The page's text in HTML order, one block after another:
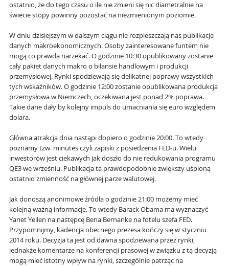
ostatnio, że do tego czasu o ile nie zmieni się nic diametralnie na
świecie stopy powinny pozostać na niezmienionym poziomie.
W dniu dzisiejszym w dalszym ciągu nie rozpieszczają nas publikacje
danych makroekonomicznych. Osoby zainteresowane funtem nie
mogą co prawda narzekać. O godzinie 10:30 opublikowany zostanie
cały pakiet danych makro o bilansie handlowym i produkcji
przemysłowej. Rynki spodziewają się delikatnej poprawy wszystkich
tych wskaźników. O godzinie 12:00 zostanie opublikowana produkcja
przemysłowa w Niemczech, oczekiwana jest ponad 2% poprawa.
Takie dane dały by kolejny impuls do umacniania się euro względem
dolara.
Główna atrakcja dnia nastąpi dopiero o godzinie 20:00. To wtedy
poznamy tzw. minutes czyli zapiski z posiedzenia FED-u. Wielu
inwestorów jest ciekawych jak doszło do nie redukowania programu
QE3 we wrześniu. Publikacja ta prawdopodobnie zwiększy uśpioną
ostatnio zmienność na głównej parze walutowej.
Jak donoszą anonimowe źródła o godzinie 21:00 możemy mieć
kolejną ważną informacje. To wtedy Barack Obama ma wyznaczyć
Yanet Yellen na następcę Bena Bernanke na fotelu szefa FED.
Przypomnijmy, kadencja obecnego prezesa kończy się w styczniu
2014 roku. Decyzja ta jest od dawna spodziewana przez rynki,
jednakże komentarze na konferencji prasowej w związku z tą decyzją
mogą mieć istotny wpływ na rynki, szczególnie patrząc na